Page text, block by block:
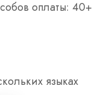
оплаты: 40+
языках